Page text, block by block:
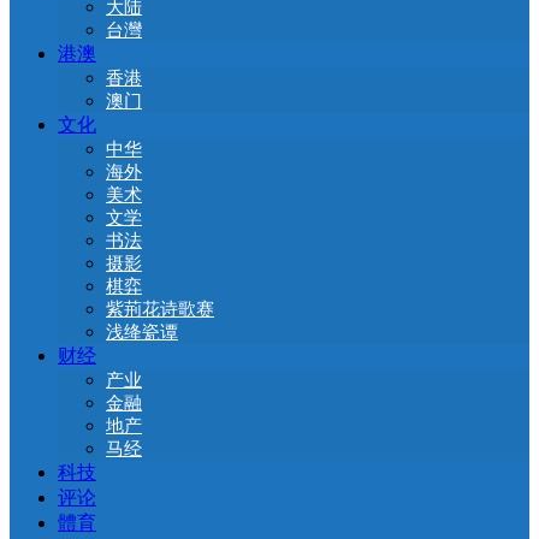
大陆
台灣
港澳
香港
澳门
文化
中华
海外
美术
文学
书法
摄影
棋弈
紫荊花诗歌赛
浅绛瓷谭
财经
产业
金融
地产
马经
科技
评论
體育